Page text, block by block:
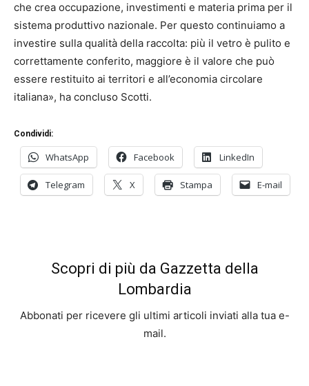
che crea occupazione, investimenti e materia prima per il
sistema produttivo nazionale. Per questo continuiamo a
investire sulla qualità della raccolta: più il vetro è pulito e
correttamente conferito, maggiore è il valore che può
essere restituito ai territori e all’economia circolare
italiana», ha concluso Scotti.
Condividi:
WhatsApp Facebook LinkedIn
Telegram X Stampa E-mail
Scopri di più da Gazzetta della
Lombardia
Abbonati per ricevere gli ultimi articoli inviati alla tua e-
mail.